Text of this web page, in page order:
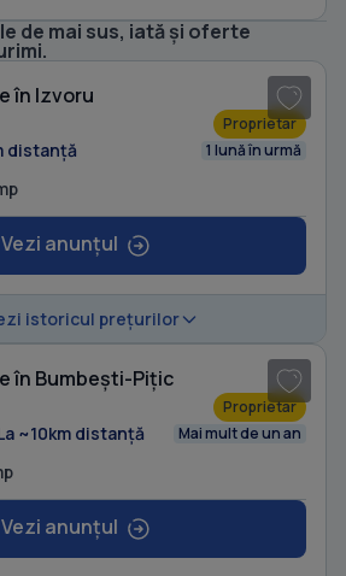
de mai sus, iată și oferte
în Izvoru
Proprietar
distanță 1 lună în urmă
Vezi anunțul
istoricul prețurilor
în Bumbești-Pițic
Proprietar
~10km distanță Mai mult de un an
Vezi anunțul